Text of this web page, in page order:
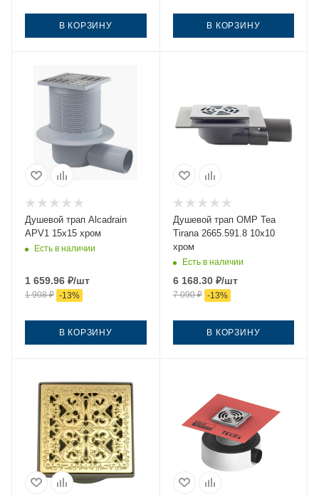
В КОРЗИНУ В КОРЗИНУ
Душевой трап Alcadrain
APV1 15х15 хром
Есть в наличии
1 659.96 ₽/шт
1 908₽ -13%
В КОРЗИНУ
Душевой трап OMP Tea
Tirana 2665.591.8 10х10
хром
Есть в наличии
6 168.30₽/шт
7 090₽ -13%
В КОРЗИНУ